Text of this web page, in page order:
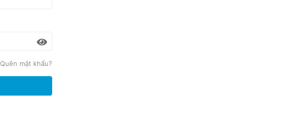
Quên mật khẩu?